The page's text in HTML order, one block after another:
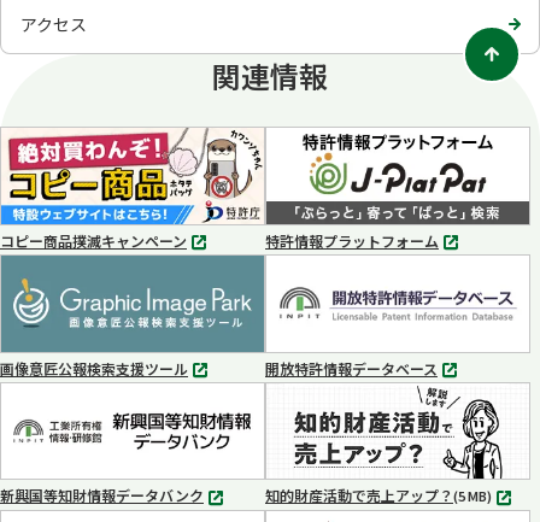
アクセス
関連情報
コピー商品撲滅キャンペーン
別
で
開
く
特許情報プラットフォーム
別
ブ
で
く
画像意匠公報検索支援ツール
別
ブ
で
く
開放特許情報データベース
別
タ
ブ
で
開
く
新興国等知財情報データバンク
別
知的財産活動で売上アップ？(5 MB) MP4